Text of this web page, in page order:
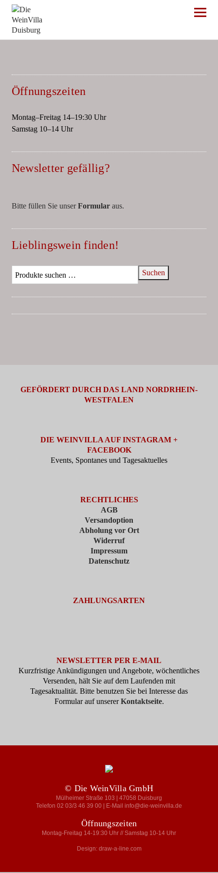
Die WeinVilla Duisburg
Öffnungszeiten
Montag–Freitag 14–19:30 Uhr
Samstag 10–14 Uhr
Newsletter gefällig?
Bitte füllen Sie unserFormularaus.
Lieblingswein finden!
Suchen
GEFÖRDERT DURCH DAS LAND NORDRHEIN-
WESTFALEN
DIE WEINVILLA AUF INSTAGRAM +
FACEBOOK
Events, Spontanes und Tagesaktuelles
RECHTLICHES
AGB
Versandoption
Abholung vor Ort
Widerruf
Impressum
Datenschutz
ZAHLUNGSARTEN
NEWSLETTER PER E-MAIL
Kurzfristige Ankündigungen und Angebote, wöchentliches
Versenden, hält Sie auf dem Laufenden mit
Tagesaktualität. Bitte benutzen Sie bei Interesse das
Formular auf unsererKontaktseite.
© Die WeinVilla GmbH
Mülheimer Straße 103 | 47058 Duisburg
Telefon 02 03/3 46 39 00 | E-Mail info@die-weinvilla.de
Öffnungszeiten
Montag-Freitag 14-19:30 Uhr // Samstag 10-14 Uhr
Design: draw-a-line.com